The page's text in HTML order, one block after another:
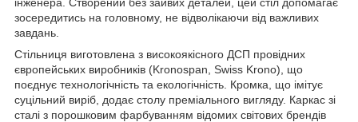
зосередитись на головному, не відволікаючи від важливих
завдань.
Стільниця виготовлена з високоякісного ДСП провідних
європейських виробників (Kronospan, Swiss Krono), що
поєднує технологічність та екологічність. Кромка, що імітує
суцільний виріб, додає столу преміального вигляду. Каркас зі
сталі з порошковим фарбуванням відомих світових брендів